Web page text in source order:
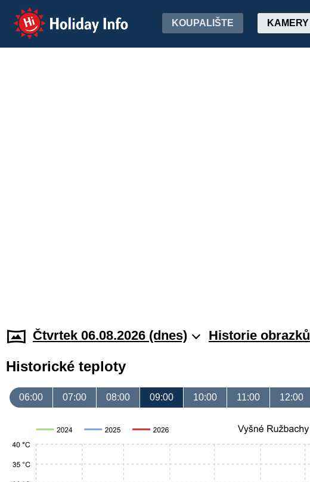
Holiday Info KOUPALIŠTE KAMERY
Čtvrtek 06.08.2026 (dnes) Historie obrazků
Historické teploty
06:00 07:00 08:00 09:00 10:00 11:00 12:00